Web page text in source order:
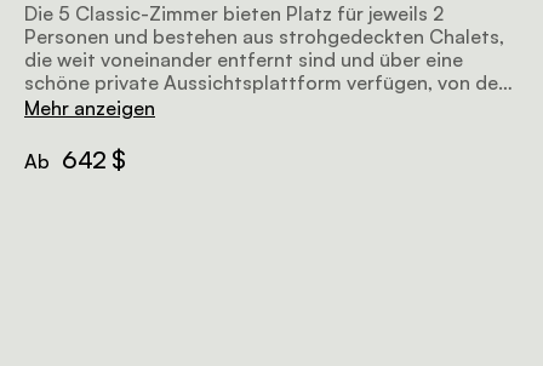
Die 5 Classic-Zimmer bieten Platz für jeweils 2
Personen und bestehen aus strohgedeckten Chalets,
die weit voneinander entfernt sind und über eine
schöne private Aussichtsplattform verfügen, von der
aus man das Tal bewundern kann. Die en-suite
Doppelwaschbecken.
Mehr anzeigen
Ab 642 $